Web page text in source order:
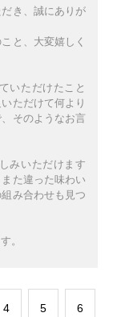
き、誠にありが
と、大変嬉しく
いただけたこと
ただけて何より
そのようなお言
みいただけます
た違った味わい
み合わせも見つ
。
​4 ​5 ​6